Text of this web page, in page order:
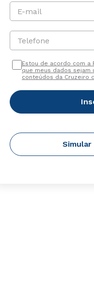
E-mail
Telefone
Estou de acordo com a
que meus dados sejam
conteúdos da Cruzeiro